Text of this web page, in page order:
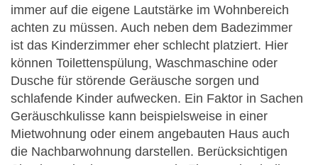
immer auf die eigene Lautstärke im Wohnbereich
achten zu müssen. Auch neben dem Badezimmer
ist das Kinderzimmer eher schlecht platziert. Hier
können Toilettenspülung, Waschmaschine oder
Dusche für störende Geräusche sorgen und
schlafende Kinder aufwecken. Ein Faktor in Sachen
Geräuschkulisse kann beispielsweise in einer
Mietwohnung oder einem angebauten Haus auch
die Nachbarwohnung darstellen. Berücksichtigen